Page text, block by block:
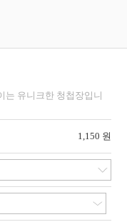
는 유니크한 청첩장입니
1,150 원